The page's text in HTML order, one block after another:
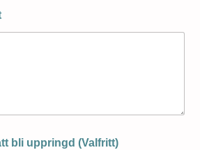
bli uppringd (Valfritt)